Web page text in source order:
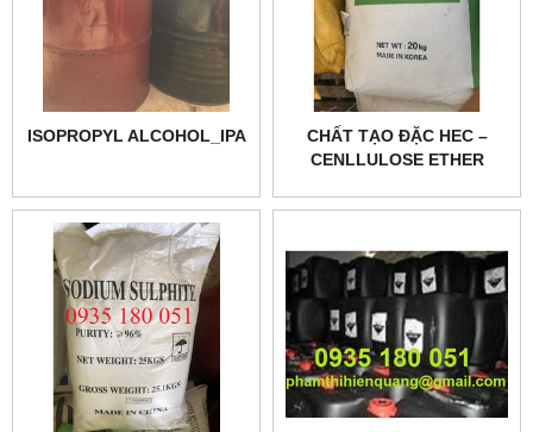
ISOPROPYL ALCOHOL_IPA
CHẤT TẠO ĐẶC HEC –
CENLLULOSE ETHER